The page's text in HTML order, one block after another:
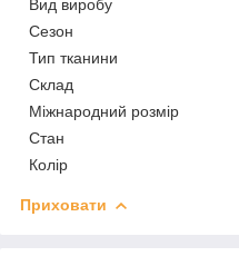
Вид виробу
Сезон
Тип тканини
Склад
Міжнародний розмір
Стан
Колір
Приховати